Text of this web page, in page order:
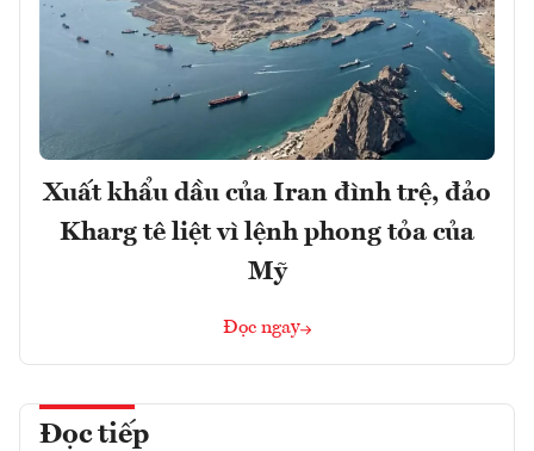
Xuất khẩu dầu của Iran đình trệ, đảo
Kharg tê liệt vì lệnh phong tỏa của
Mỹ
Đọc ngay
Đọc tiếp